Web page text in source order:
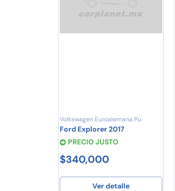
Volkswagen Euroalemana Pu
Ford Explorer 2017
PRECIO JUSTO
$340,000
Ver detalle